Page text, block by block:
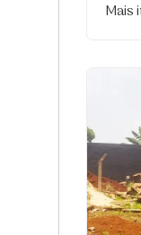
Mais